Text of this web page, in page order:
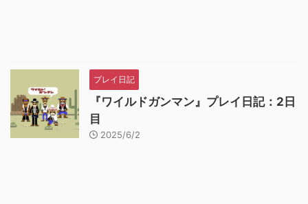
プレイ日記
『ワイルドガンマン』プレイ日記：2日
目
2025/6/2